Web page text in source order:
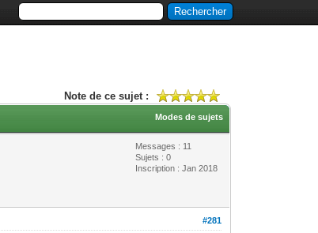
Note de ce sujet :
Modes de sujets
Messages : 11
Sujets : 0
Inscription : Jan 2018
#281